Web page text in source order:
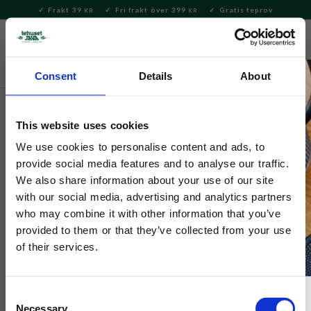
Consent Details About
This website uses cookies
We use cookies to personalise content and ads, to
provide social media features and to analyse our traffic.
We also share information about your use of our site
with our social media, advertising and analytics partners
who may combine it with other information that you’ve
provided to them or that they’ve collected from your use
of their services.
Necessary
Meny
Frakt 39 KR Fri frakt över 399 KR Gratis teprov
Servering & Dukning
Tokyo Design
Tokyo Design Nippon Blue Skål
Wave 5dl
Duka med japansk design! Kombinera de sex olika mönstren
eller välj det du tycker är allra finast, samla hela servisen!